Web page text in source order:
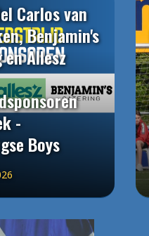
Carlos van
Benjamin's
Allesz
-
Boys